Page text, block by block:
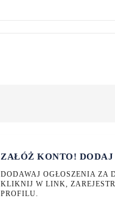
ZAŁÓŻ KONTO!
DODAWAJ OGŁOSZENIA ZA
KLIKNIJ W LINK,
PROFILU.